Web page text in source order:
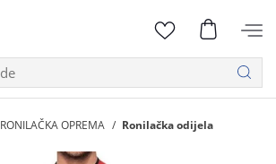
RONILAČKA OPREMA Ronilačka odijela